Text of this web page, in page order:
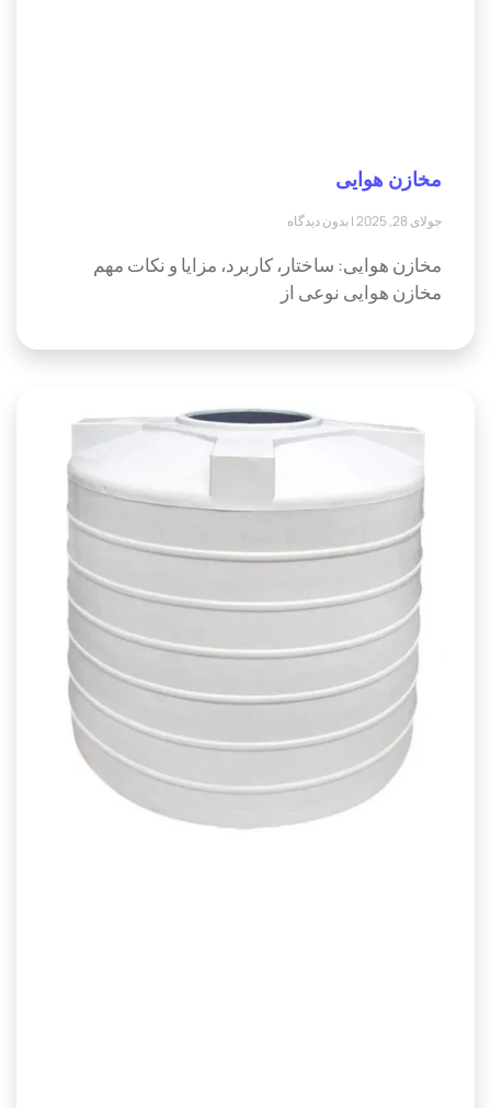
مخازن هوایی
جولای 28, 2025 بدون دیدگاه
مخازن هوایی: ساختار، کاربرد، مزایا و نکات مهم
مخازن هوایی نوعی از